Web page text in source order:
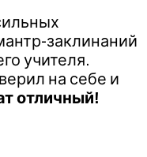
заклинаний
учителя.
на себе и
отличный!